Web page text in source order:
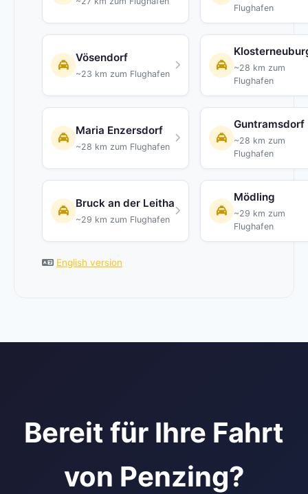
Flughafen
Vösendorf
~23 km zum Flughafen
~28 km zum
Flughafen
Maria Enzersdorf
~28 km zum Flughafen
Guntramsdorf
~28 km zum
Flughafen
Bruck an der Leitha
~29 km zum Flughafen
Mödling
~29 km zum
Flughafen
English version
Bereit für Ihre Fahrt
von Penzing?